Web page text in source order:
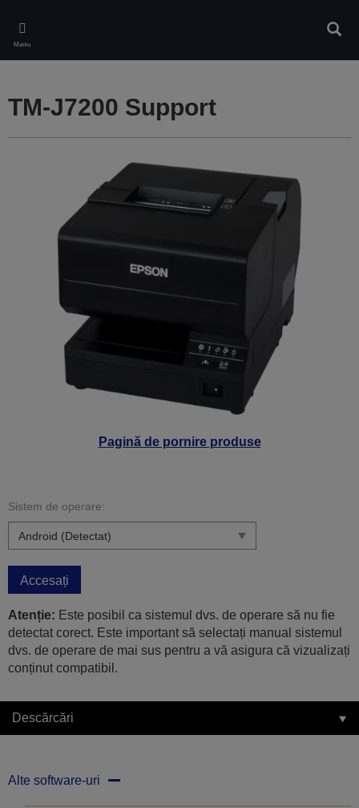
main
content
Meniu
Pagină de pornire produse
TM-J7200 Support
Sistem de operare:
Accesați
Atenție: Este posibil ca sistemul dvs. de operare să nu fie
detectat corect. Este important să selectați manual sistemul
dvs. de operare de mai sus pentru a vă asigura că vizualizați
conținut compatibil.
Descărcări
Alte software-uri